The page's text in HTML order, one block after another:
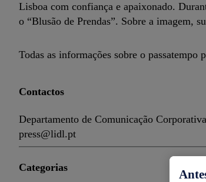
Lisboa com confiança e apaixonado.
o “Blusão de Prendas”. Sobre a imagem,
Todas as informações sobre o
Contactos
Departamento de Comunicação Corporativa
press@lidl.pt
Categorias